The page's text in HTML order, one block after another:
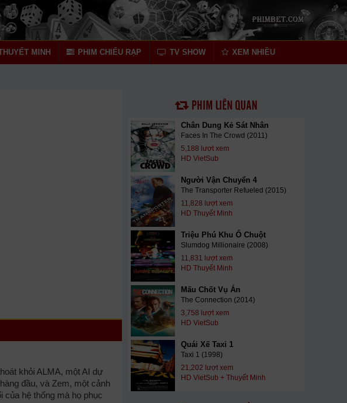
MINH PHIM CHIẾU RẠP TV SHOW XEM NHIỀU
khỏi ALMA, một AI dự
đầu, và Zem, một cảnh
của hệ thống mà họ phục
PHIM LIÊN QUAN
Chân Dung Kẻ Sát Nhân
Faces In The Crowd (2011)
5,188 lượt xem
HD VietSub
Người Vận Chuyển 4
The Transporter Refueled (2015)
11,828 lượt xem
HD Thuyết Minh
Triệu Phú Khu Ổ Chuột
Slumdog Millionaire (2008)
11,831 lượt xem
HD Thuyết Minh
Mấu Chốt Vụ Án
The Connection (2014)
3,758 lượt xem
HD VietSub
Quái Xế Taxi 1
Taxi 1 (1998)
21,202 lượt xem
HD VietSub + Thuyết Minh